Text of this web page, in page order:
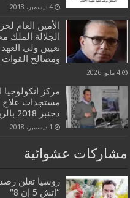
4 ديسمبر، 2018
الأمين العام
الجلالة
تعيين ولي
ومصالح القوات
4 مايو، 2026
مركز
دجنبر 2018 بالرباط
1 ديسمبر، 2018
مشاركات عشوائية
روسيا تعلن رصد
“إتش 5 إن 8″‎